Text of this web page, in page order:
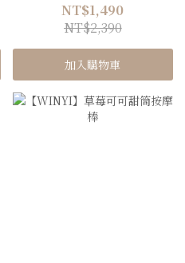
NT$1,490
NT$2,390
加入購物車